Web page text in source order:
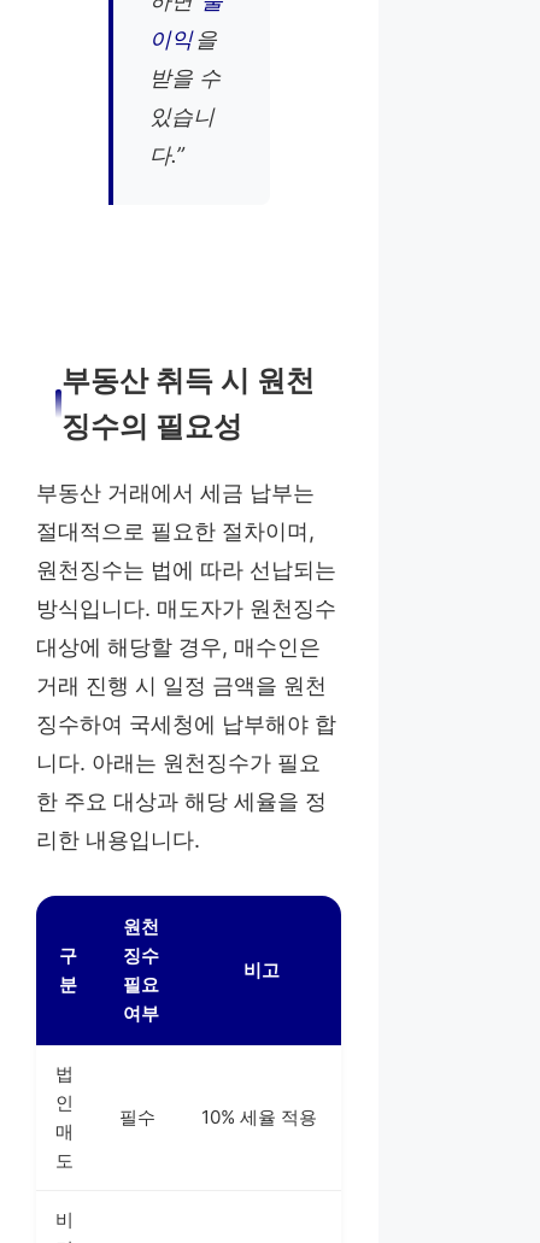
이익을
받을 수
있습니
다.”
부동산 취득 시 원천
징수의 필요성
부동산 거래에서 세금 납부는
절대적으로 필요한 절차이며,
원천징수는 법에 따라 선납되는
방식입니다. 매도자가 원천징수
대상에 해당할 경우, 매수인은
거래 진행 시 일정 금액을 원천
징수하여 국세청에 납부해야 합
니다. 아래는 원천징수가 필요
한 주요 대상과 해당 세율을 정
리한 내용입니다.
구
분
원천
징수
필요
여부
비고
법
인
매
도
필수 10% 세율 적용
비